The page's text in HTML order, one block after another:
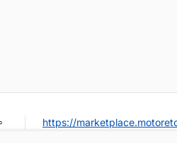
https://